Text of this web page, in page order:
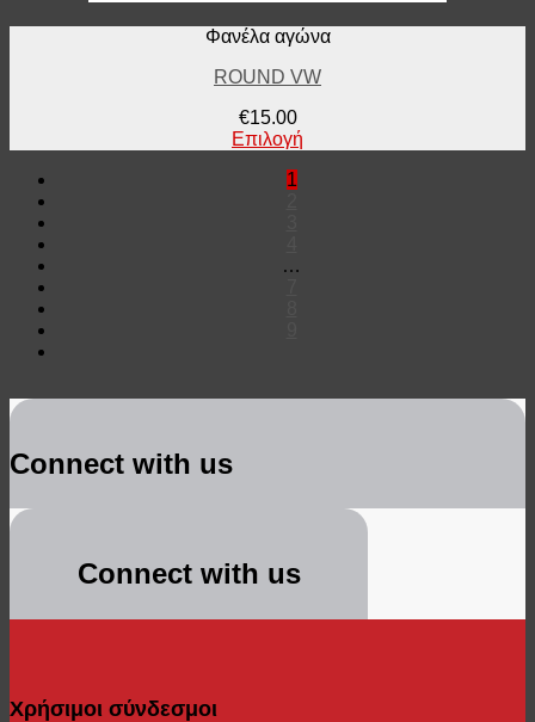
Φανέλα αγώνα
ROUND VW
€15.00
Επιλογή
1
…
Connect with us
Connect with us
Χρήσιμοι σύνδεσμοι